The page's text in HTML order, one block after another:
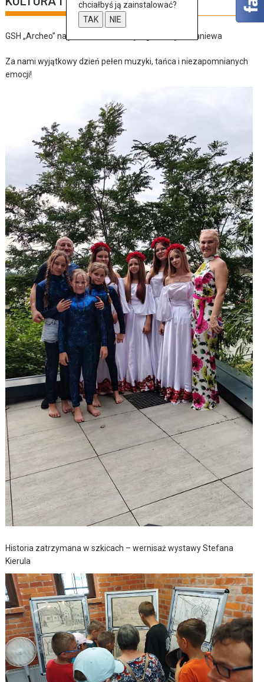
GSH „Archeo” na jubileuszu bratniej organizacji z Braniewa
Za nami wyjątkowy dzień pełen muzyki, tańca i niezapomnianych
emocji!
Historia zatrzymana w szkicach – wernisaż wystawy Stefana
Kierula
chciałbyś ją zainstalować?
TAK
NIE